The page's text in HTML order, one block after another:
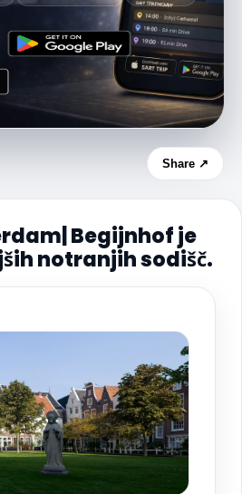
Share ↗
Begijnhof je
notranjih sodišč.